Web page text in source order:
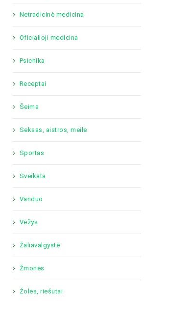
Netradicinė medicina
Oficialioji medicina
Psichika
Receptai
Šeima
Seksas, aistros, meilė
Sportas
Sveikata
Vanduo
Vėžys
Žaliavalgystė
Žmonės
Žolės, riešutai